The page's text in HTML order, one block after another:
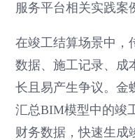
服务平台相关实践案
在竣工结算场景中，
数据、施工记录、成
长且易产生争议。金
汇总BIM模型中的竣
财务数据，快速生成